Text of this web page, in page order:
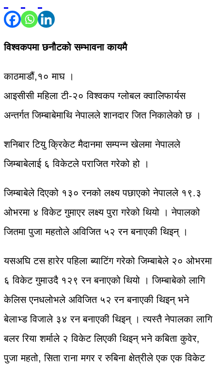
विश्वकपमा छनौटको सम्भावना कायमै
काठमाडौं,१० माघ ।
आइसीसी महिला टी-२० विश्वकप ग्लोबल क्वालिफार्यस
अन्तर्गत जिम्बाबेमाथि नेपालले शानदार जित निकालेको छ ।
शनिबार टियु क्रिकेट मैदानमा सम्पन्न खेलमा नेपालले
जिम्बाबेलाई ६ विकेटले पराजित गरेको हो ।
जिम्बाबेले दिएको १३० रनको लक्ष्य पछाएको नेपालले १९.३
ओभरमा ४ विकेट गुमाएर लक्ष्य पुरा गरेको थियो । नेपालको
जितमा पुजा महतोले अविजित ५२ रन बनाएकी थिइन् ।
यसअघि टस हारेर पहिला ब्याटिंग गरेको जिम्बाबेले २० ओभरमा
६ विकेट गुमाउदै १२९ रन बनाएको थियो । जिम्बाबेको लागि
केलिस एनधलोभले अविजित ५२ रन बनाएकी थिइन् भने
बेलाभ्ड विजाले ३४ रन बनाएकी थिइन् । त्यस्तै नेपालका लागि
बलर रिया शर्माले २ विकेट लिएकी थिइन् भने कबिता कुवेर,
पुजा महतो, सिता राना मगर र रुबिना क्षेत्रीले एक एक विकेट